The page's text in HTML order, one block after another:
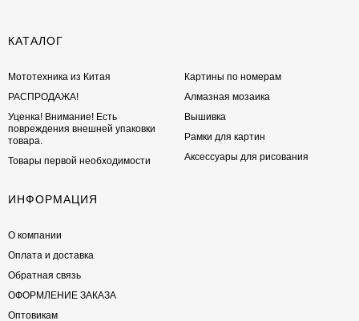
КАТАЛОГ
Мототехника из Китая
РАСПРОДАЖА!
Уценка! Внимание! Есть
повреждения внешней упаковки
товара.
Товары первой необходимости
Картины по номерам
Алмазная мозаика
Вышивка
Рамки для картин
Аксессуары для рисования
ИНФОРМАЦИЯ
О компании
Оплата и доставка
Обратная связь
ОФОРМЛЕНИЕ ЗАКАЗА
Оптовикам